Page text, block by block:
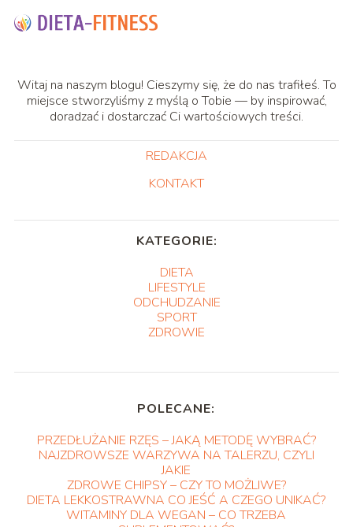
Witaj na naszym blogu! Cieszymy się, że do nas trafiłeś. To
miejsce stworzyliśmy z myślą o Tobie — by inspirować,
doradzać i dostarczać Ci wartościowych treści.
REDAKCJA
KONTAKT
KATEGORIE:
DIETA
LIFESTYLE
ODCHUDZANIE
SPORT
ZDROWIE
POLECANE:
PRZEDŁUŻANIE RZĘS – JAKĄ METODĘ WYBRAĆ?
NAJZDROWSZE WARZYWA NA TALERZU, CZYLI
JAKIE
ZDROWE CHIPSY – CZY TO MOŻLIWE?
DIETA LEKKOSTRAWNA CO JEŚĆ A CZEGO UNIKAĆ?
WITAMINY DLA WEGAN – CO TRZEBA